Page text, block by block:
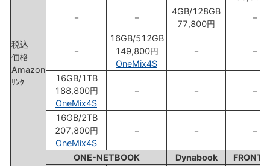
税込
価格
Amazon
ﾘﾝｸ
－
－
4GB/128GB
77,800円
－
－
16GB/512GB
149,800円
OneMix4S
－ －
16GB/1TB
188,800円
OneMix4S
－ － －
16GB/2TB
207,800円
OneMix4S
－ － －
ONE-NETBOOK Dynabook